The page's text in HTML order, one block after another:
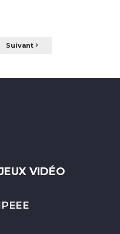
Suivant
VIDÉO